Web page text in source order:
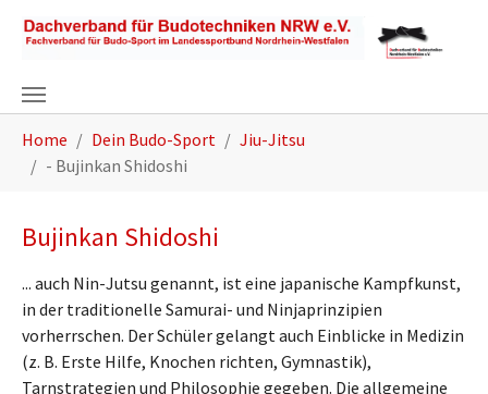
Home Dein Budo-Sport
Jiu-Jitsu
- Bujinkan Shidoshi
Bujinkan Shidoshi
... auch Nin-Jutsu genannt, ist eine japanische Kampfkunst,
in der traditionelle Samurai- und Ninjaprinzipien
vorherrschen. Der Schüler gelangt auch Einblicke in Medizin
(z. B. Erste Hilfe, Knochen richten, Gymnastik),
Tarnstrategien und Philosophie gegeben. Die allgemeine